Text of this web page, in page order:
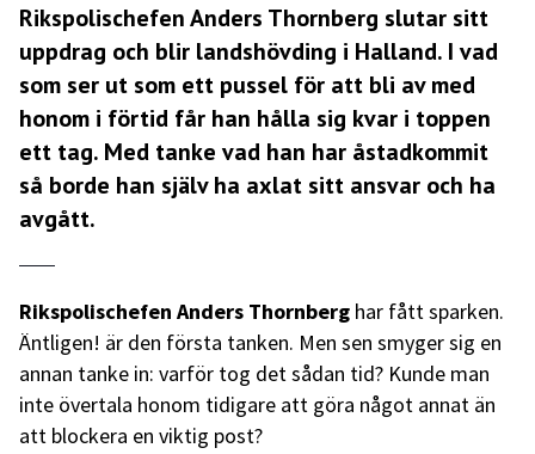
Rikspolischefen Anders Thornberg slutar sitt
uppdrag och blir landshövding i Halland. I vad
som ser ut som ett pussel för att bli av med
honom i förtid får han hålla sig kvar i toppen
ett tag. Med tanke vad han har åstadkommit
så borde han själv ha axlat sitt ansvar och ha
avgått.
Rikspolischefen Anders Thornberg har fått sparken.
Äntligen! är den första tanken. Men sen smyger sig en
annan tanke in: varför tog det sådan tid? Kunde man
inte övertala honom tidigare att göra något annat än
att blockera en viktig post?